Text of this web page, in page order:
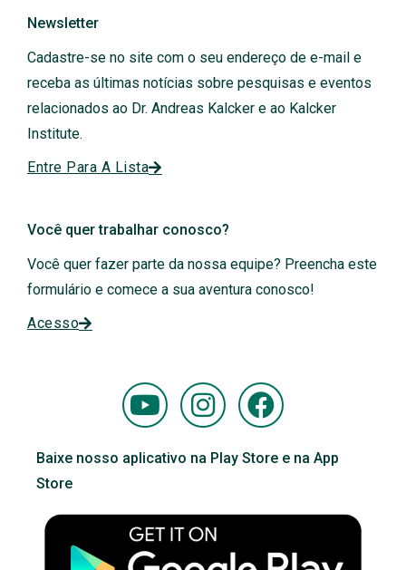
Newsletter
Cadastre-se no site com o seu endereço de e-mail e
receba as últimas notícias sobre pesquisas e eventos
relacionados ao Dr. Andreas Kalcker e ao Kalcker
Institute.
Entre Para A Lista
Você quer trabalhar conosco?
Você quer fazer parte da nossa equipe? Preencha este
formulário e comece a sua aventura conosco!
Acesso
Y
o
t
b
e
I
n
t
g
r
F
a
e
o
o
Baixe nosso aplicativo na Play Store e na App
Store